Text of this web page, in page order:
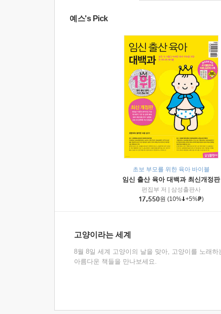
예스's Pick
초보 부모를 위한 육아 바이블
임신 출산 육아 대백과 최신개정판
편집부 저
삼성출판사
17,550원 (10% +5% )
고양이라는 세계
8월 8일 세계 고양이의 날을 맞아, 고양이를 노래하
아름다운 책들을 만나보세요.